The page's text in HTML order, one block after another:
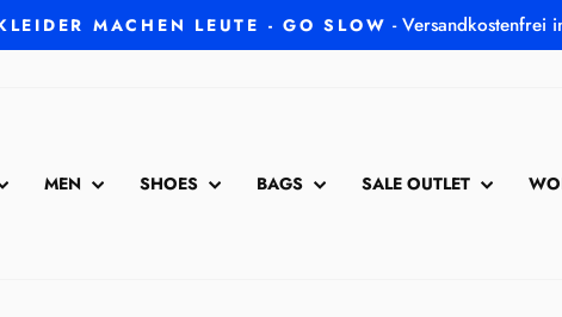
Pause
MACHEN LEUTE - GO SLOW - Versandkostenfrei
MEN SHOES BAGS SALE OUTLET